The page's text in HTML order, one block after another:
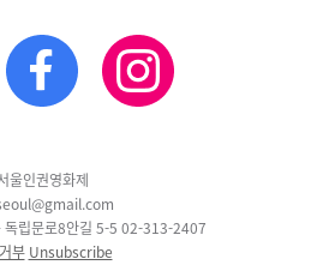
울인권영화제
독립문로8안길 5-5 02-313-2407
부 Unsubscribe